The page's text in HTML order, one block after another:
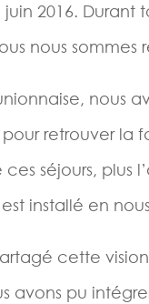
2016. Durant
nous sommes
nous
retrouver la
ces séjours,
installé en
cette
avons pu